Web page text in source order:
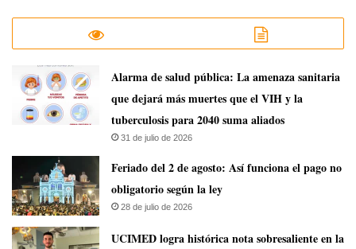
​Alarma de salud pública: La amenaza sanitaria
que dejará más muertes que el VIH y la
tuberculosis para 2040 suma aliados
31 de julio de 2026
Feriado del 2 de agosto: Así funciona el pago no
obligatorio según la ley
28 de julio de 2026
UCIMED logra histórica nota sobresaliente en la